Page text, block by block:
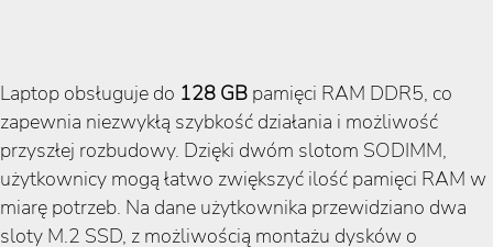
Laptop obsługuje do 128 GB pamięci RAM DDR5, co
zapewnia niezwykłą szybkość działania i możliwość
przyszłej rozbudowy. Dzięki dwóm slotom SODIMM,
użytkownicy mogą łatwo zwiększyć ilość pamięci RAM w
miarę potrzeb. Na dane użytkownika przewidziano dwa
sloty M.2 SSD, z możliwością montażu dysków o